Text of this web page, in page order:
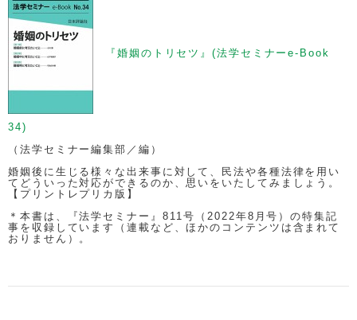
『婚姻のトリセツ』(法学セミナーe-Book
34)
（法学セミナー編集部／編）
婚姻後に生じる様々な出来事に対して、民法や各種法律を用い
てどういった対応ができるのか、思いをいたしてみましょう。
【プリントレプリカ版】
＊本書は、『法学セミナー』811号（2022年8月号）の特集記
事を収録しています（連載など、ほかのコンテンツは含まれて
おりません）。